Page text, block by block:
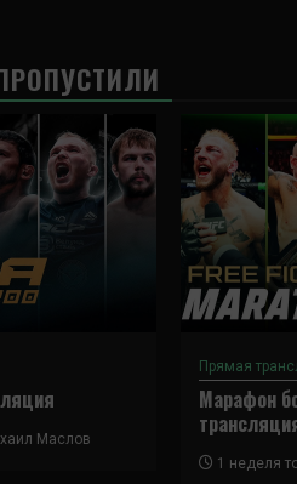
Маслов
Прямая
Марафон
1 неделя